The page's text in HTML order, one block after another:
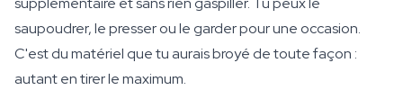
saupoudrer, le presser ou le garder pour une occasion.
C'est du matériel que tu aurais broyé de toute façon :
autant en tirer le maximum.